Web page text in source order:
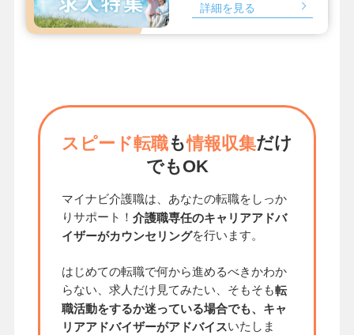
詳細を見る
スピード転職も情報収集だけ
でもOK
マイナビ介護職は、あなたの転職をしっか
りサポート！ 介護職専任のキャリアアドバ
イザーがカウンセリングを行います。
はじめての転職で何から進めるべきかわか
らない、求人だけ見てみたい、そもそも転
職活動をするか迷っている場合でも、キャ
リアアドバイザーがアドバイスいたしま